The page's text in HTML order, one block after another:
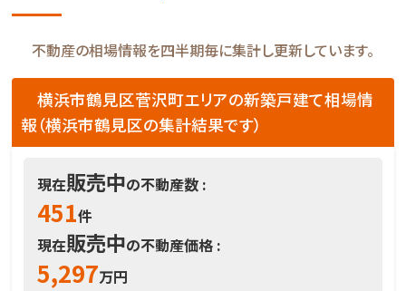
不動産の相場情報を四半期毎に集計し更新しています。
横浜市鶴見区菅沢町エリアの新築戸建て相場情
報（横浜市鶴見区の集計結果です）
現在販売中の不動産数 :
451件
現在販売中の不動産価格 :
5,297万円